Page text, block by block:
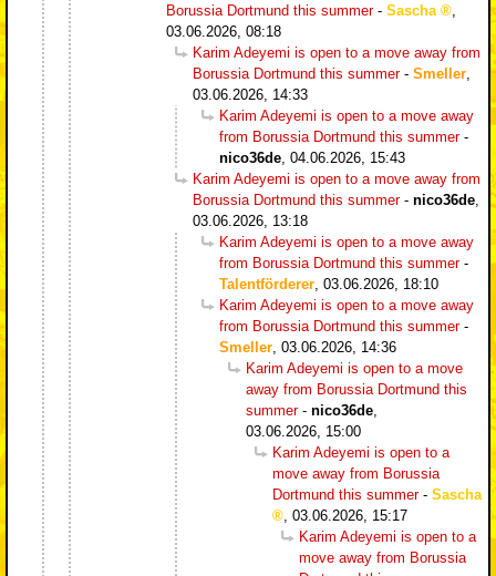
Borussia Dortmund this summer- Sascha
,
03.06.2026, 08:18
Karim Adeyemi is open to a move away from
Borussia Dortmund this summer- Smeller,
03.06.2026, 14:33
Karim Adeyemi is open to a move away
from Borussia Dortmund this summer-
nico36de, 04.06.2026, 15:43
Karim Adeyemi is open to a move away from
Borussia Dortmund this summer- nico36de,
03.06.2026, 13:18
Karim Adeyemi is open to a move away
from Borussia Dortmund this summer-
Talentförderer, 03.06.2026, 18:10
Karim Adeyemi is open to a move away
from Borussia Dortmund this summer-
Smeller, 03.06.2026, 14:36
Karim Adeyemi is open to a move
away from Borussia Dortmund this
summer- nico36de,
03.06.2026, 15:00
Karim Adeyemi is open to a
move away from Borussia
Dortmund this summer- Sascha
, 03.06.2026, 15:17
Karim Adeyemi is open to a
move away from Borussia